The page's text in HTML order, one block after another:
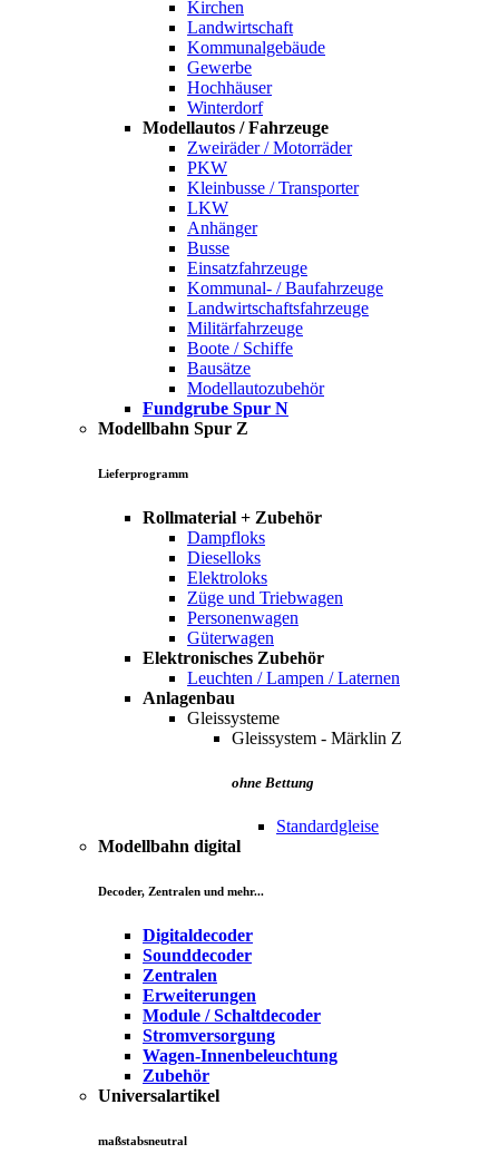
Kirchen
Landwirtschaft
Kommunalgebäude
Gewerbe
Hochhäuser
Winterdorf
Modellautos / Fahrzeuge
Zweiräder / Motorräder
PKW
Kleinbusse / Transporter
LKW
Anhänger
Busse
Einsatzfahrzeuge
Kommunal- / Baufahrzeuge
Landwirtschaftsfahrzeuge
Militärfahrzeuge
Boote / Schiffe
Bausätze
Modellautozubehör
Fundgrube Spur N
Modellbahn Spur Z
Lieferprogramm
Rollmaterial + Zubehör
Dampfloks
Dieselloks
Elektroloks
Züge und Triebwagen
Personenwagen
Güterwagen
Elektronisches Zubehör
Leuchten / Lampen / Laternen
Anlagenbau
Gleissysteme
Gleissystem - Märklin Z
ohne Bettung
Standardgleise
Modellbahn digital
Decoder, Zentralen und mehr...
Digitaldecoder
Sounddecoder
Zentralen
Erweiterungen
Module / Schaltdecoder
Stromversorgung
Wagen-Innenbeleuchtung
Zubehör
Universalartikel
maßstabsneutral